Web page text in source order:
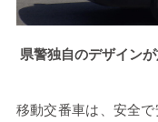
県警独自のデザイン
移動交番車は、安全